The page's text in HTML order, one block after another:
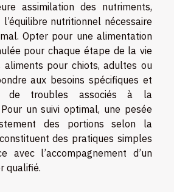
assimilation des nutriments,
nutritionnel nécessaire
Opter pour une alimentation
pour chaque étape de la vie
aliments pour chiots, adultes ou
aux besoins spécifiques et
de troubles associés à la
un suivi optimal, une pesée
des portions selon la
des pratiques simples
l’accompagnement d’un
qualifié.